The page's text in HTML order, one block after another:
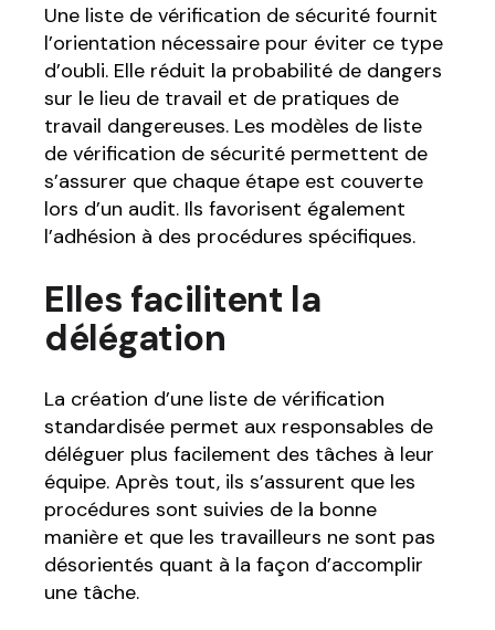
Une liste de vérification de sécurité fournit
l’orientation nécessaire pour éviter ce type
d’oubli. Elle réduit la probabilité de dangers
sur le lieu de travail et de pratiques de
travail dangereuses. Les modèles de liste
de vérification de sécurité permettent de
s’assurer que chaque étape est couverte
lors d’un audit. Ils favorisent également
l’adhésion à des procédures spécifiques.
Elles facilitent la
délégation
La création d’une liste de vérification
standardisée permet aux responsables de
déléguer plus facilement des tâches à leur
équipe. Après tout, ils s’assurent que les
procédures sont suivies de la bonne
manière et que les travailleurs ne sont pas
désorientés quant à la façon d’accomplir
une tâche.